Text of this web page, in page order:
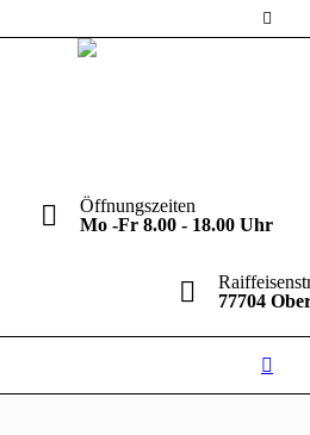
Öffnungszeiten
Mo -Fr 8.00 - 18.00 Uhr
77704